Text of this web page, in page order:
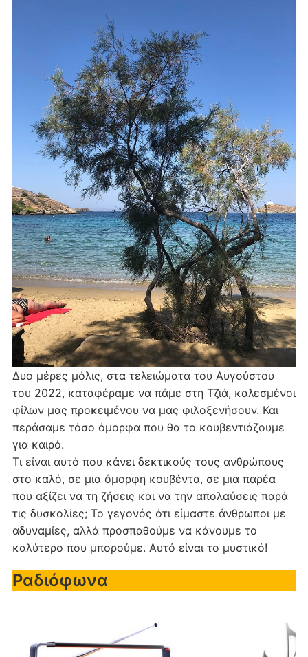
Δυο μέρες μόλις, στα τελειώματα του Αυγούστου
του 2022, καταφέραμε να πάμε στη Τζιά, καλεσμένοι
φίλων μας προκειμένου να μας φιλοξενήσουν. Και
περάσαμε τόσο όμορφα που θα το κουβεντιάζουμε
για καιρό.
Τι είναι αυτό που κάνει δεκτικούς τους ανθρώπους
στο καλό, σε μια όμορφη κουβέντα, σε μια παρέα
που αξίζει να τη ζήσεις και να την απολαύσεις παρά
τις δυσκολίες; Το γεγονός ότι είμαστε άνθρωποι με
αδυναμίες, αλλά προσπαθούμε να κάνουμε το
καλύτερο που μπορούμε. Αυτό είναι το μυστικό!
Ραδιόφωνα